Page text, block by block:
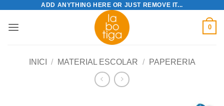
content
ADD ANYTHING HERE OR JUST REMOVE IT...
0
INICI / MATERIAL ESCOLAR / PAPERERIA